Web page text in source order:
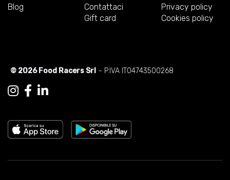
Blog
Contattaci
Gift card
Privacy policy
Cookies policy
© 2026 Food Racers Srl - P.IVA IT04743500268